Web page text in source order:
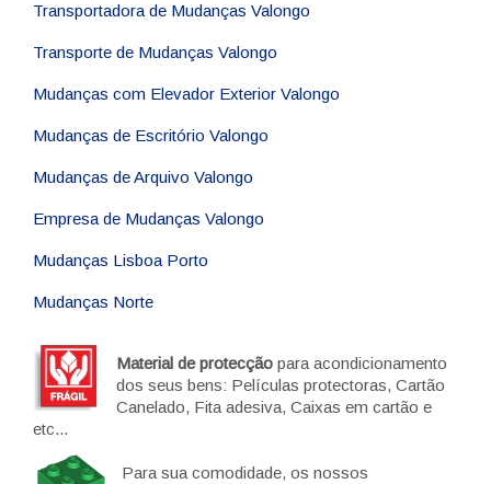
Transportadora de Mudanças Valongo
Transporte de Mudanças Valongo
Mudanças com Elevador Exterior Valongo
Mudanças de Escritório Valongo
Mudanças de Arquivo Valongo
Empresa de Mudanças Valongo
Mudanças Lisboa Porto
Mudanças Norte
Material de protecção para acondicionamento
dos seus bens: Películas protectoras, Cartão
Canelado, Fita adesiva, Caixas em cartão e
etc...
Para sua comodidade, os nossos